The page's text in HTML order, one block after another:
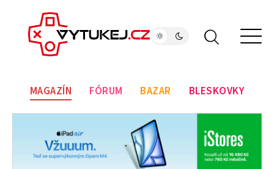
MAGAZÍN FÓRUM BAZAR BLESKOVKY